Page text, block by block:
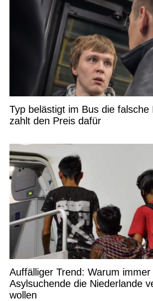
Typ belästigt im Bus die falsche
zahlt den Preis dafür
Auffälliger Trend: Warum
Asylsuchende die Niederlande
wollen